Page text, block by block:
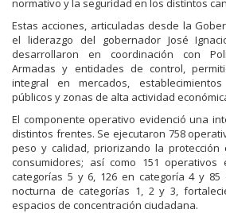
normativo y la seguridad en los distintos
Estas acciones, articuladas desde la
el liderazgo del gobernador José
desarrollaron en coordinación con
Armadas y entidades de control,
integral en mercados,
públicos y zonas de alta actividad
El componente operativo evidenció una
distintos frentes. Se ejecutaron 758
peso y calidad, priorizando la
consumidores; así como 151 operativos
categorías 5 y 6, 126 en categoría 4 y
nocturna de categorías 1, 2 y 3,
espacios de concentración ciudadana.